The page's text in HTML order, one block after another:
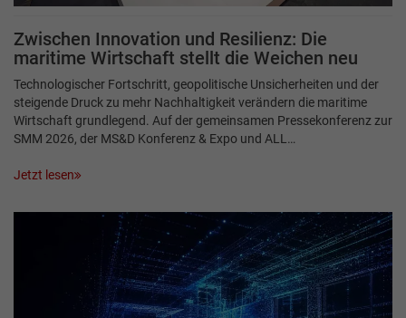
Zwischen Innovation und Resilienz: Die
maritime Wirtschaft stellt die Weichen neu
Technologischer Fortschritt, geopolitische Unsicherheiten und der
steigende Druck zu mehr Nachhaltigkeit verändern die maritime
Wirtschaft grundlegend. Auf der gemeinsamen Pressekonferenz zur
SMM 2026, der MS&D Konferenz & Expo und ALL…
Jetzt lesen